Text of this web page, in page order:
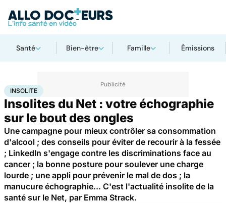
Santé Bien-être Famille Émissions
AccueilSanté
INSOLITE
Insolites du Net : votre échographie
sur le bout des ongles
Une campagne pour mieux contrôler sa consommation
d'alcool ; des conseils pour éviter de recourir à la fessée
; LinkedIn s'engage contre les discriminations face au
cancer ; la bonne posture pour soulever une charge
lourde ; une appli pour prévenir le mal de dos ; la
manucure échographie... C'est l'actualité insolite de la
santé sur le Net, par Emma Strack.